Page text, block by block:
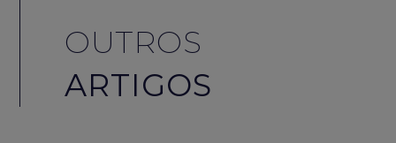
OUTROS
ARTIGOS